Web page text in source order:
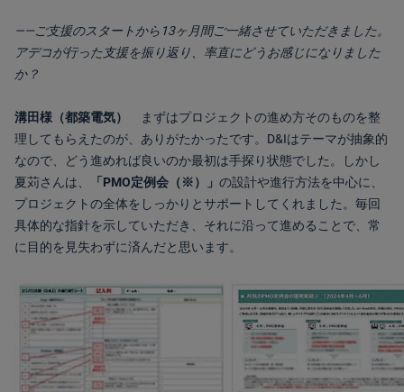
――ご支援のスタートから13ヶ月間ご一緒させていただきました。
アデコが行った支援を振り返り、率直にどうお感じになりました
か？
溝田様（都築電気）
まずはプロジェクトの進め方そのものを整
理してもらえたのが、ありがたかったです。D&Iはテーマが抽象的
なので、どう進めれば良いのか最初は手探り状態でした。しかし
夏苅さんは、
「PMO定例会（※）」 の設計や進行方法を中心に、
プロジェクトの全体をしっかりとサポートしてくれました。毎回
具体的な指針を示していただき、それに沿って進めることで、常
に目的を見失わずに済んだと思います。